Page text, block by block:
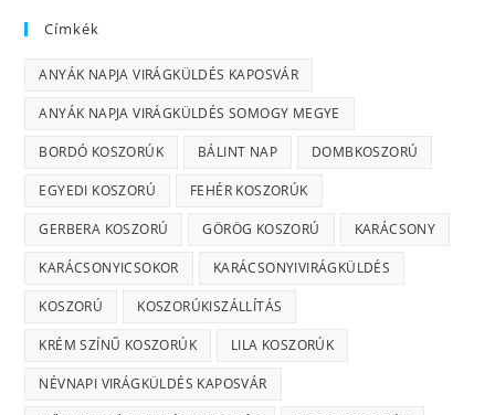
Címkék
ANYÁK NAPJA VIRÁGKÜLDÉS KAPOSVÁR
ANYÁK NAPJA VIRÁGKÜLDÉS SOMOGY MEGYE
BORDÓ KOSZORÚK BÁLINT NAP DOMBKOSZORÚ
EGYEDI KOSZORÚ FEHÉR KOSZORÚK
GERBERA KOSZORÚ GÖRÖG KOSZORÚ KARÁCSONY
KARÁCSONYICSOKOR KARÁCSONYIVIRÁGKÜLDÉS
KOSZORÚ KOSZORÚKISZÁLLÍTÁS
KRÉM SZÍNŰ KOSZORÚK LILA KOSZORÚK
NÉVNAPI VIRÁGKÜLDÉS KAPOSVÁR